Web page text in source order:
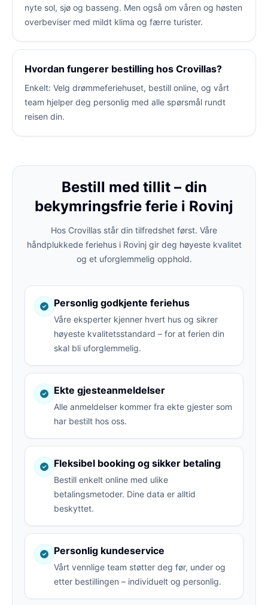
nyte sol, sjø og basseng. Men også om våren og høsten
overbeviser med mildt klima og færre turister.
Hvordan fungerer bestilling hos Crovillas?
Enkelt: Velg drømmeferiehuset, bestill online, og vårt
team hjelper deg personlig med alle spørsmål rundt
reisen din.
Bestill med tillit – din
bekymringsfrie ferie i Rovinj
Hos Crovillas står din tilfredshet først. Våre
håndplukkede feriehus i Rovinj gir deg høyeste kvalitet
og et uforglemmelig opphold.
Personlig godkjente feriehus
Våre eksperter kjenner hvert hus og sikrer
høyeste kvalitetsstandard – for at ferien din
skal bli uforglemmelig.
Ekte gjesteanmeldelser
Alle anmeldelser kommer fra ekte gjester som
har bestilt hos oss.
Fleksibel booking og sikker betaling
Bestill enkelt online med ulike
betalingsmetoder. Dine data er alltid
beskyttet.
Personlig kundeservice
Vårt vennlige team støtter deg før, under og
etter bestillingen – individuelt og personlig.